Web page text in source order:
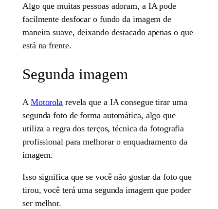
Algo que muitas pessoas adoram, a IA pode
facilmente desfocar o fundo da imagem de
maneira suave, deixando destacado apenas o que
está na frente.
Segunda imagem
A Motorola revela que a IA consegue tirar uma
segunda foto de forma automática, algo que
utiliza a regra dos terços, técnica da fotografia
profissional para melhorar o enquadramento da
imagem.
Isso significa que se você não gostar da foto que
tirou, você terá uma segunda imagem que poder
ser melhor.